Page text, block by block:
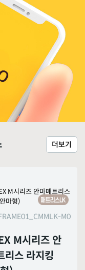
더보기
M0
M시리즈 안
리스 라지킹